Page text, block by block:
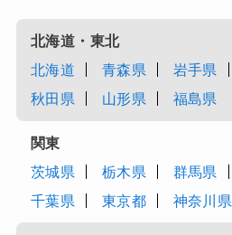
北海道・東北
北海道
青森県 岩手県
秋田県
山形県 福島県
関東
茨城県
栃木県 群馬県
千葉県
東京都 神奈川県